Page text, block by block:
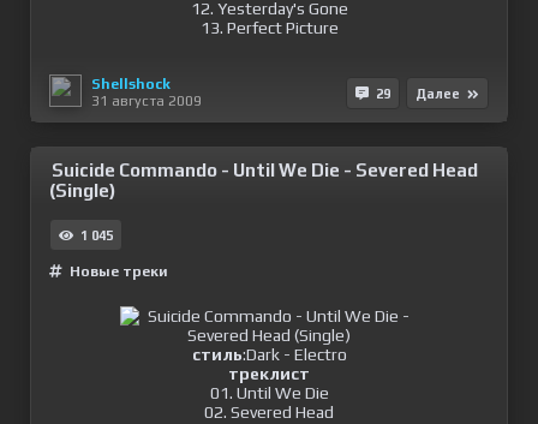
12. Yesterday's Gone
13. Perfect Picture
Shellshock
31 августа 2009
29 Далее
Suicide Commando - Until We Die - Severed Head
(Single)
1 045
Новые треки
стиль:Dark - Electro
треклист
01. Until We Die
02. Severed Head